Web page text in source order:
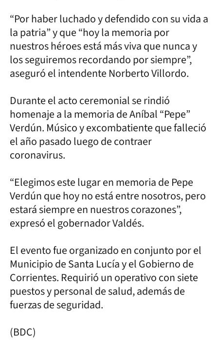
“Por haber luchado y defendido con su vida a
la patria” y que “hoy la memoria por
nuestros héroes está más viva que nunca y
los seguiremos recordando por siempre”,
aseguró el intendente Norberto Villordo.
Durante el acto ceremonial se rindió
homenaje a la memoria de Aníbal “Pepe”
Verdún. Músico y excombatiente que falleció
el año pasado luego de contraer
coronavirus.
“Elegimos este lugar en memoria de Pepe
Verdún que hoy no está entre nosotros, pero
estará siempre en nuestros corazones”,
expresó el gobernador Valdés.
El evento fue organizado en conjunto por el
Municipio de Santa Lucía y el Gobierno de
Corrientes. Requirió un operativo con siete
puestos y personal de salud, además de
fuerzas de seguridad.
(BDC)